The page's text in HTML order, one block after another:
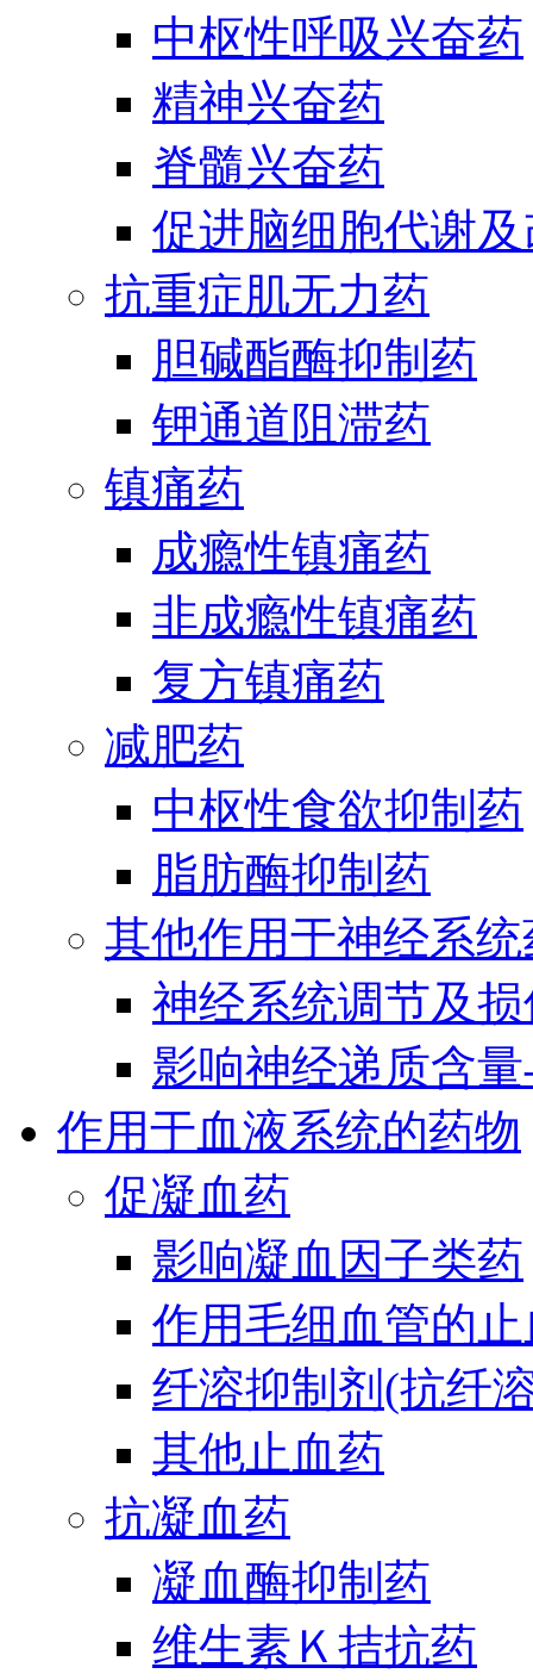
中枢性呼吸兴奋药
精神兴奋药
脊髓兴奋药
促进脑细胞代谢
抗重症肌无力药
胆碱酯酶抑制药
钾通道阻滞药
镇痛药
成瘾性镇痛药
非成瘾性镇痛药
复方镇痛药
减肥药
中枢性食欲抑制药
脂肪酶抑制药
其他作用于神经系统
神经系统调节及
影响神经递质含
作用于血液系统的药物
促凝血药
影响凝血因子类药
作用毛细血管的
纤溶抑制剂(抗纤
其他止血药
抗凝血药
凝血酶抑制药
维生素Ｋ拮抗药